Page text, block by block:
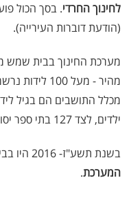
לחינוך החרדי
(הודעת דוברות העירייה).
מערכת החינוך בבית
ילדים, לצד 127 בתי ספר יסודיים ו-73 חטיבות ותיכונים.
בשנת תשע"ז- 2016 היו בבית שמש
המערכת.